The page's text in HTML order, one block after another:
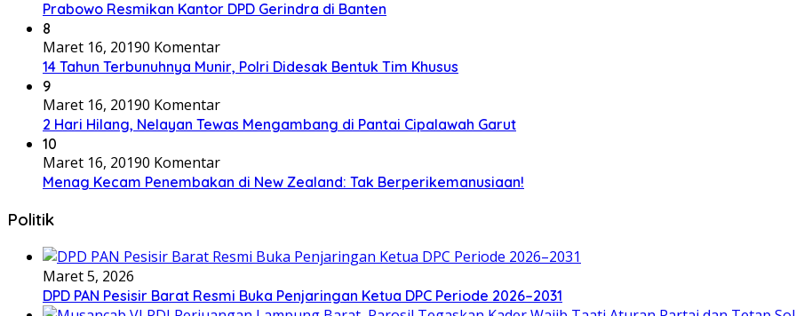
Prabowo Resmikan Kantor DPD Gerindra di Banten
8
Maret 16, 20190 Komentar
14 Tahun Terbunuhnya Munir, Polri Didesak Bentuk Tim Khusus
9
Maret 16, 20190 Komentar
2 Hari Hilang, Nelayan Tewas Mengambang di Pantai Cipalawah Garut
10
Maret 16, 20190 Komentar
Menag Kecam Penembakan di New Zealand: Tak Berperikemanusiaan!
Politik
Maret 5, 2026
DPD PAN Pesisir Barat Resmi Buka Penjaringan Ketua DPC Periode 2026–2031